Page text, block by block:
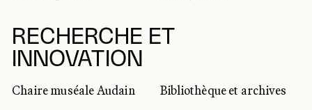
RECHERCHE ET
INNOVATION
Chaire muséale Audain
Bibliothèque et archives